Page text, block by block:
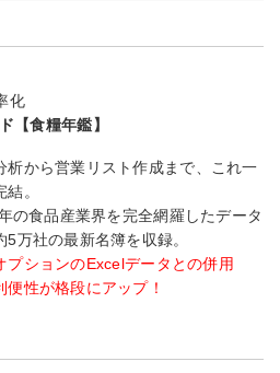
化
【食糧年鑑】
析から営業リスト作成まで、これ一
。
の食品産業界を完全網羅したデータ
5万社の最新名簿を収録。
プションのExcelデータとの併用
便性が格段にアップ！